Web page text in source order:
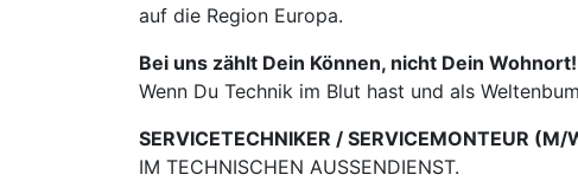
auf die Region Europa.
Bei uns zählt Dein Können, nicht Dein Wohnort!
Wenn Du Technik im Blut hast und als
SERVICETECHNIKER / SERVICEMONTEUR (M/
IM TECHNISCHEN AUSSENDIENST.